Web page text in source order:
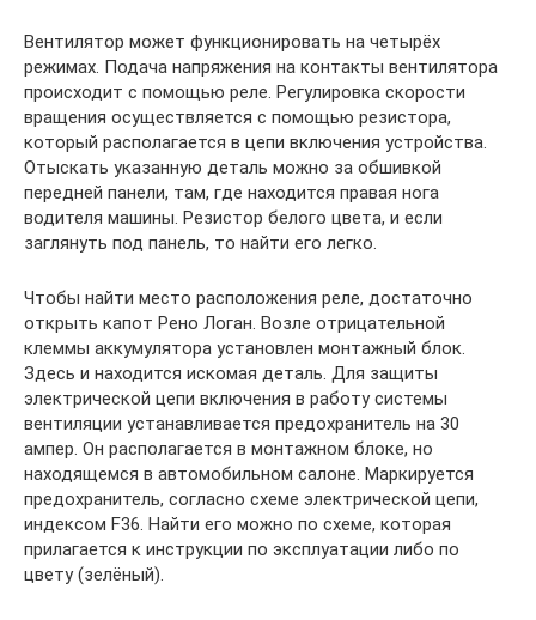
Вентилятор может функционировать на четырёх
режимах. Подача напряжения на контакты вентилятора
происходит с помощью реле. Регулировка скорости
вращения осуществляется с помощью резистора,
который располагается в цепи включения устройства.
Отыскать указанную деталь можно за обшивкой
передней панели, там, где находится правая нога
водителя машины. Резистор белого цвета, и если
заглянуть под панель, то найти его легко.
Чтобы найти место расположения реле, достаточно
открыть капот Рено Логан. Возле отрицательной
клеммы аккумулятора установлен монтажный блок.
Здесь и находится искомая деталь. Для защиты
электрической цепи включения в работу системы
вентиляции устанавливается предохранитель на 30
ампер. Он располагается в монтажном блоке, но
находящемся в автомобильном салоне. Маркируется
предохранитель, согласно схеме электрической цепи,
индексом F36. Найти его можно по схеме, которая
прилагается к инструкции по эксплуатации либо по
цвету (зелёный).